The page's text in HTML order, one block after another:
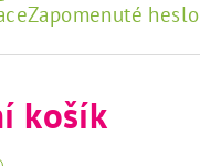
Zapomenuté heslo
košík